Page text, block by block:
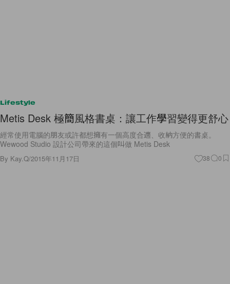
Lifestyle
Metis Desk 極簡風格書桌：讓工作學習變得更舒心
經常使用電腦的朋友或許都想擁有一個高度合適、收納方便的書桌。
Wewood Studio 設計公司帶來的這個叫做 Metis Desk
By Kay.Q/2015年11月17日 38 0